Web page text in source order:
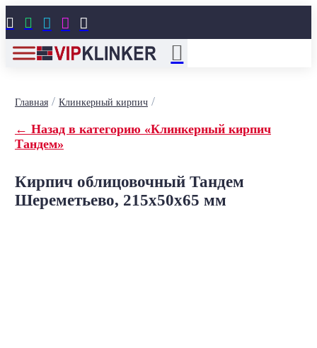
    
Главная/ Клинкерный кирпич/
← Назад в категорию «Клинкерный кирпич
Тандем»
Кирпич облицовочный Тандем
Шереметьево, 215x50x65 мм